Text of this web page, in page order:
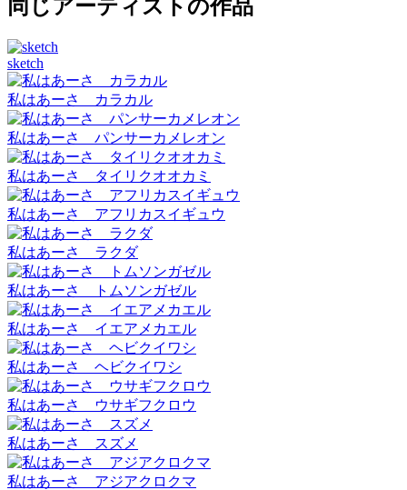
同じアーティストの作品
sketch
私はあーさ カラカル
私はあーさ パンサーカメレオン
私はあーさ タイリクオオカミ
私はあーさ アフリカスイギュウ
私はあーさ ラクダ
私はあーさ トムソンガゼル
私はあーさ イエアメカエル
私はあーさ ヘビクイワシ
私はあーさ ウサギフクロウ
私はあーさ スズメ
私はあーさ アジアクロクマ